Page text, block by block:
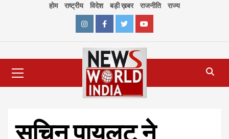
होम राष्ट्रीय विदेश बड़ी ख़बर राजनीति राज्य
InstagramFacebookTwitterYoutube
Menu